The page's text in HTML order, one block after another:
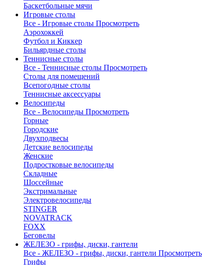
Баскетбольные мячи
Игровые столы
Все - Игровые столы Просмотреть
Аэрохоккей
Футбол и Киккер
Бильярдные столы
Теннисные столы
Все - Теннисные столы Просмотреть
Столы для помещений
Всепогодные столы
Теннисные аксессуары
Велосипеды
Все - Велосипеды Просмотреть
Горные
Городские
Двухподвесы
Детские велосипеды
Женские
Подростковые велосипеды
Складные
Шоссейные
Экстримальные
Электровелосипеды
STINGER
NOVATRACK
FOXX
Беговелы
ЖЕЛЕЗО - грифы, диски, гантели
Все - ЖЕЛЕЗО - грифы, диски, гантели Просмотреть
Грифы